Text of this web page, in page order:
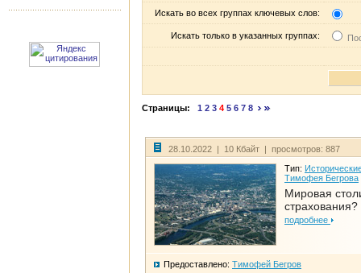
Искать во всех группах ключевых слов:
Искать только в указанных группах:
Страницы: 1 2 3 4 5 6 7 8
28.10.2022 | 10 Кбайт | просмотров: 887
Тип:
Тимофея Бегрова
Мировая
страхования?
подробнее
Предоставлено: Тимофей Бегров